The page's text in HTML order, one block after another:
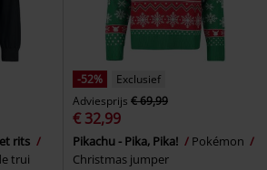
rits
trui
-52%
Exclusief
Adviesprijs € 69,99
€ 32,99
Pikachu - Pika, Pika!
Pokémon
Christmas jumper